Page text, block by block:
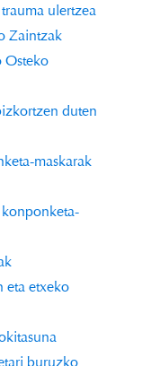
ulertzea
Zaintzak
Osteko
duten
maskarak
eta etxeko